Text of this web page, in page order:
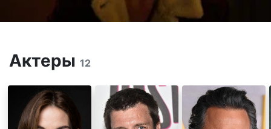
Актеры 12